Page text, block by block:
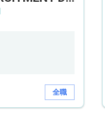
全職